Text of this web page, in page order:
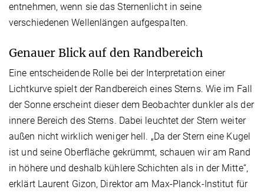
entnehmen, wenn sie das Sternenlicht in seine
verschiedenen Wellenlängen aufgespalten.
Genauer Blick auf den Randbereich
Eine entscheidende Rolle bei der Interpretation einer
Lichtkurve spielt der Randbereich eines Sterns. Wie im Fall
der Sonne erscheint dieser dem Beobachter dunkler als der
innere Bereich des Sterns. Dabei leuchtet der Stern weiter
außen nicht wirklich weniger hell. „Da der Stern eine Kugel
ist und seine Oberfläche gekrümmt, schauen wir am Rand
in höhere und deshalb kühlere Schichten als in der Mitte“,
erklärt Laurent Gizon, Direktor am Max-Planck-Institut für